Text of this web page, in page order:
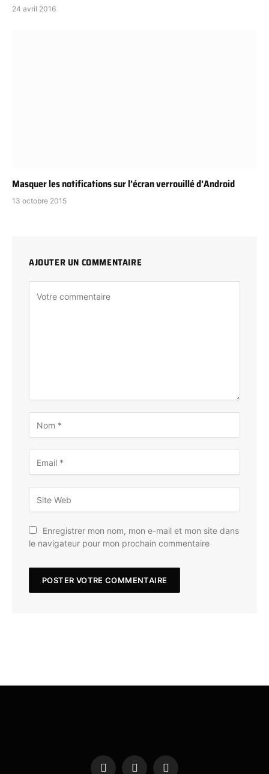
24 avril 2016
Masquer les notifications sur l’écran verrouillé d’Android
13 octobre 2015
AJOUTER UN COMMENTAIRE
Enregistrer mon nom, mon e-mail et mon site dans
le navigateur pour mon prochain commentaire